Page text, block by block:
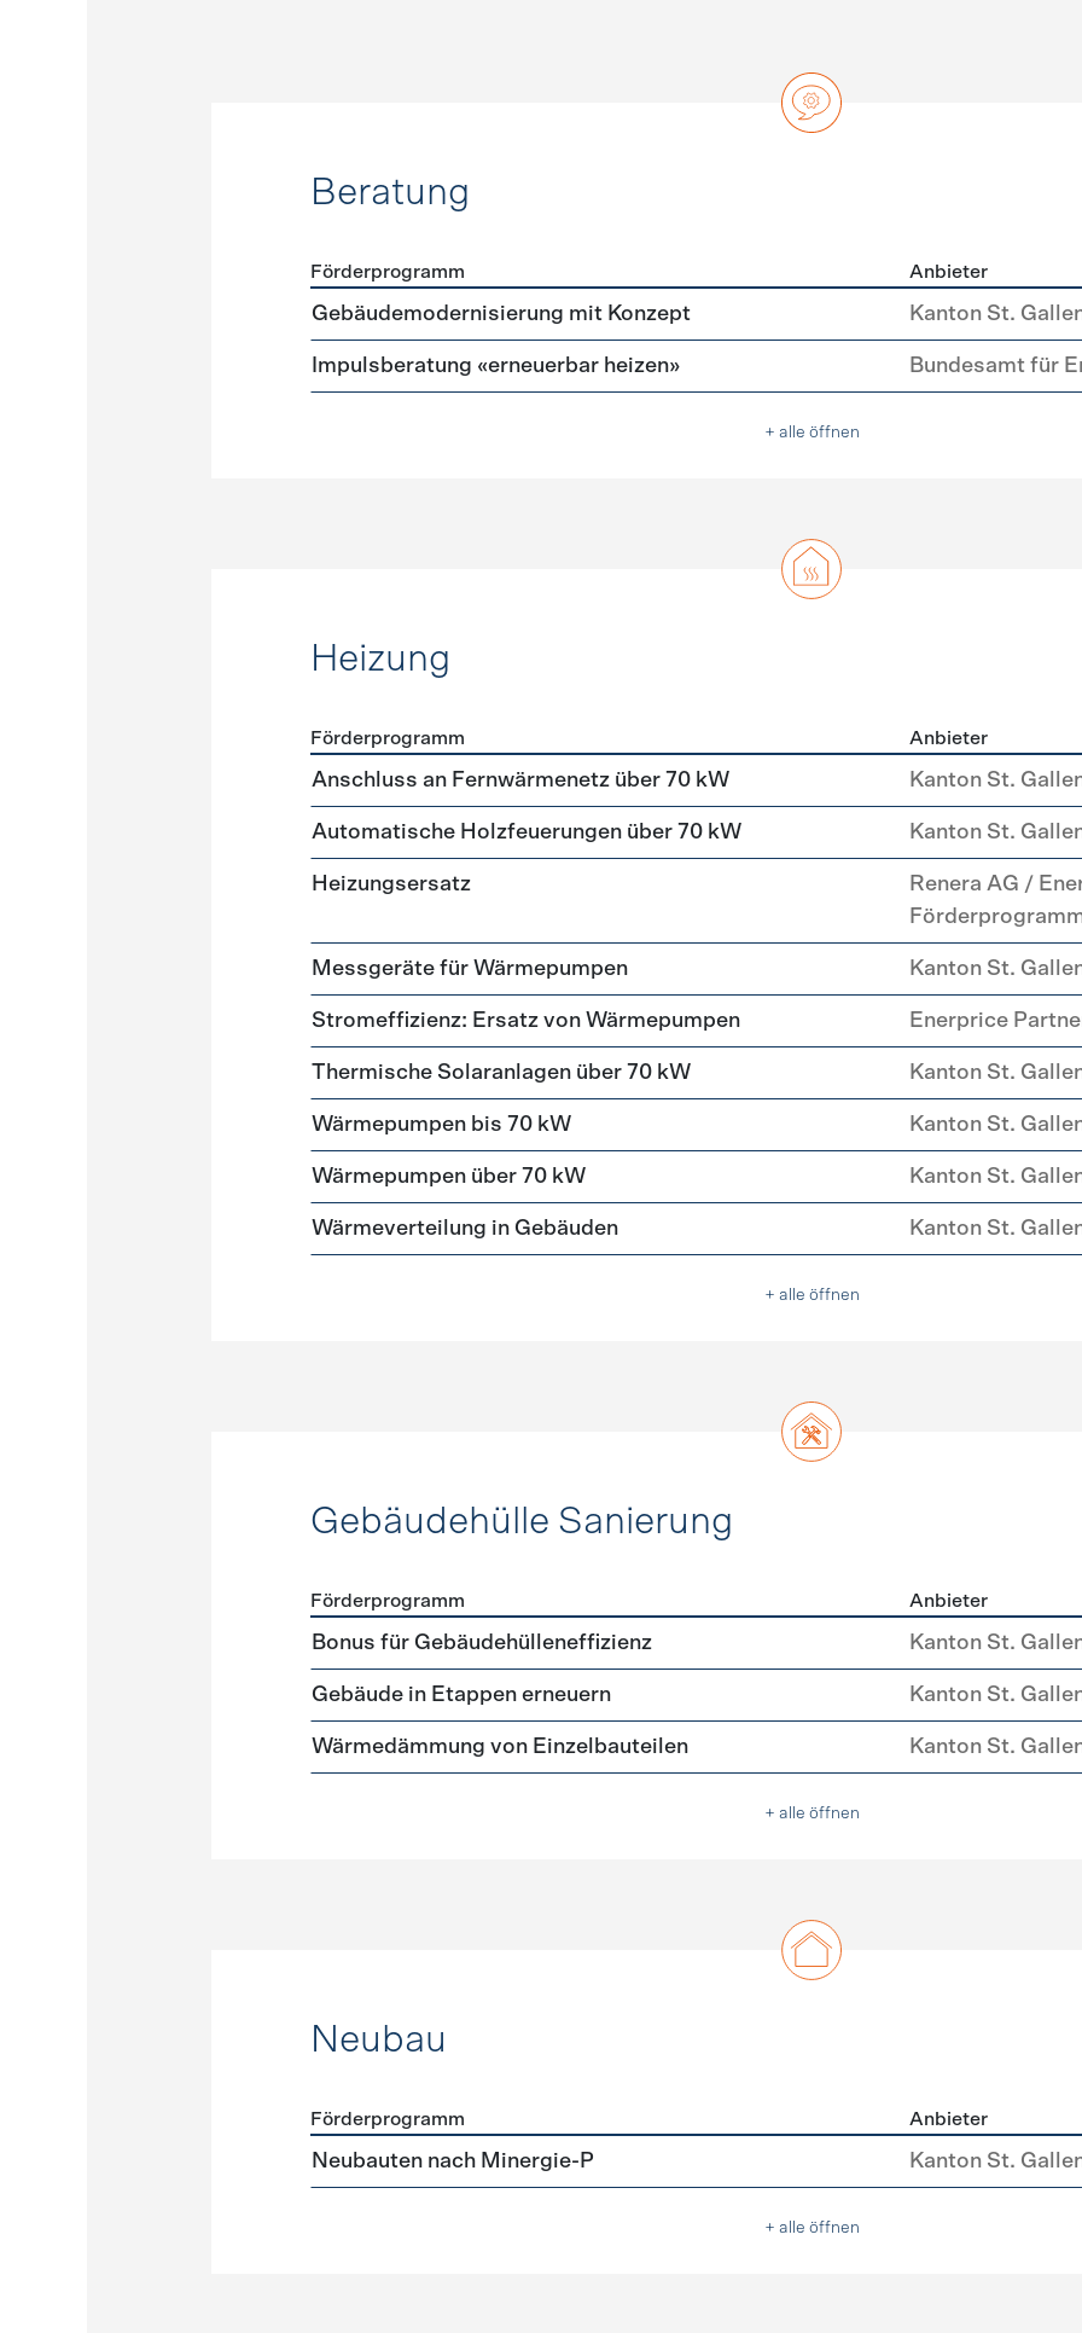
Beratung
Förderprogramme Beratung
Förderprogramm Anbieter
Gebäudemodernisierung mit Konzept Kanton St.
Impulsberatung «erneuerbar heizen» Bundesamt für
+ alle öffnen
Heizung
Förderprogramme Heizung
Förderprogramm Anbieter
Anschluss an Fernwärmenetz über 70 kW Kanton St.
Automatische Holzfeuerungen über 70 kW Kanton St.
Heizungsersatz
Renera AG /
Messgeräte für Wärmepumpen Kanton St.
Stromeffizienz: Ersatz von Wärmepumpen Enerprice
Thermische Solaranlagen über 70 kW Kanton St.
Wärmepumpen bis 70 kW Kanton St.
Wärmepumpen über 70 kW Kanton St.
Wärmeverteilung in Gebäuden Kanton St.
+ alle öffnen
Gebäudehülle Sanierung
Förderprogramme Gebäudehülle Sanierung
Förderprogramm Anbieter
Bonus für Gebäudehülleneffizienz Kanton St.
Gebäude in Etappen erneuern Kanton St.
Wärmedämmung von Einzelbauteilen Kanton St.
+ alle öffnen
Neubau
Förderprogramme Neubau
Förderprogramm Anbieter
Neubauten nach Minergie-P Kanton St.
+ alle öffnen